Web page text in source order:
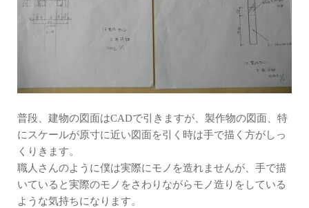
普段、建物の図面はCADで引きますが、製作物の図面、特
にスケールが原寸に近い図面を引く時は手で描く方がしっ
くりきます。
職人さんのように僕は実際にモノを造れませんが、手で描
いていると実際のモノをさわりながらモノ造りをしている
ような気持ちになります。